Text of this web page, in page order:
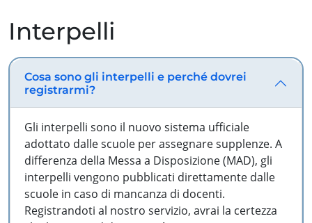
Interpelli
Cosa sono gli interpelli e perché dovrei
registrarmi?
Gli interpelli sono il nuovo sistema ufficiale
adottato dalle scuole per assegnare supplenze. A
differenza della Messa a Disposizione (MAD), gli
interpelli vengono pubblicati direttamente dalle
scuole in caso di mancanza di docenti.
Registrandoti al nostro servizio, avrai la certezza